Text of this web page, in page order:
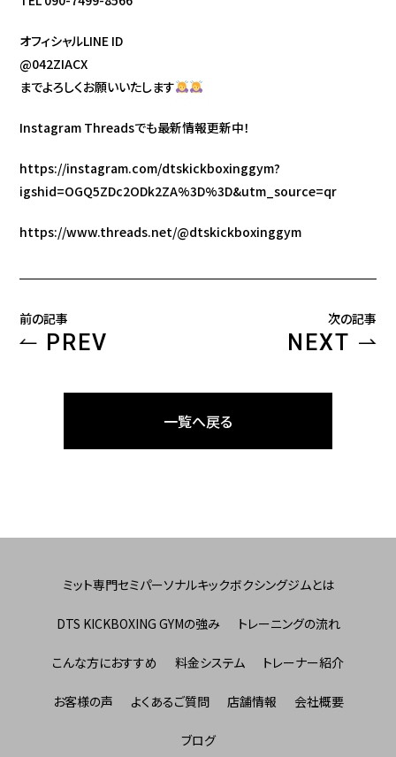
オフィシャルLINE ID
@042ZIACX
までよろしくお願いいたします
Instagram Threadsでも最新情報更新中！
https://instagram.com/dtskickboxinggym?
igshid=OGQ5ZDc2ODk2ZA%3D%3D&utm_source=qr
https://www.threads.net/@dtskickboxinggym
前の記事
PREV
次の記事
NEXT
一覧へ戻る
ミット専門セミパーソナルキックボクシングジムとは
DTS KICKBOXING GYMの強み トレーニングの流れ
こんな方におすすめ 料金システム トレーナー紹介
お客様の声 よくあるご質問 店舗情報 会社概要
ブログ